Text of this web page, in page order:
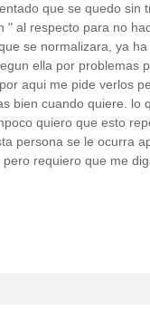
que se quedo sin
" al respecto para no
se normalizara, ya
ella por problemas
aqui me pide verlos
bien cuando quiere. lo
quiero que esto
persona se le ocurra
pero requiero que me